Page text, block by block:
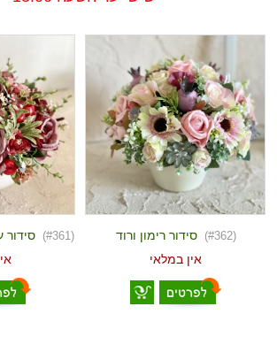
(#362)
סידור רימון ורוד
אין במלאי
(#361)
סידור